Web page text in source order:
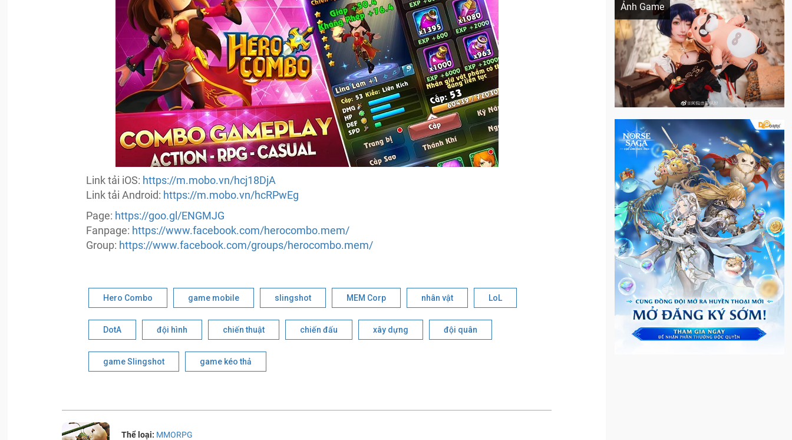
Link tải iOS: https://m.mobo.vn/hcj18DjA
Link tải Android: https://m.mobo.vn/hcRPwEg
Page: https://goo.gl/ENGMJG
Fanpage: https://www.facebook.com/herocombo.mem/
Group: https://www.facebook.com/groups/herocombo.mem/
Hero Combo game mobile slingshot MEM Corp nhân vật LoL
DotA đội hình chiến thuật chiến đấu xây dựng đội quân
game Slingshot game kéo thả
Thể loại: MMORPG
Ảnh Game